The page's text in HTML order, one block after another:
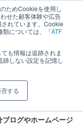
ためCookieを使用し
せた顧客体験や広告
されています。Cookie
については、「ATF
も情報は追跡されま
しない設定を記憶し
する
ィングFIRM
ページのネ
ブログやホームページ